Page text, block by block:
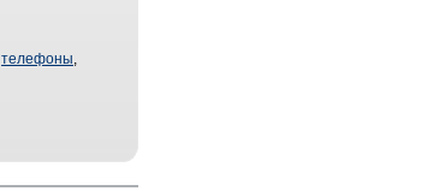
телефоны,